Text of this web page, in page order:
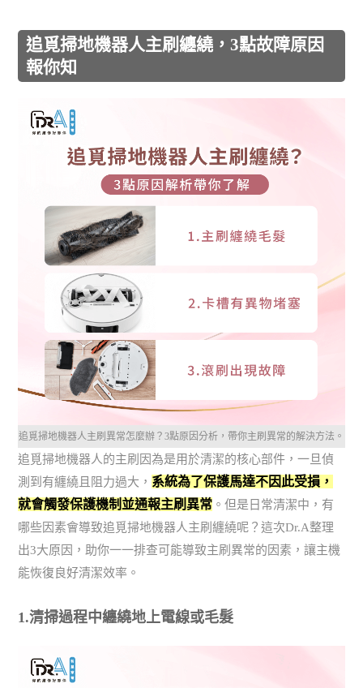
追覓掃地機器人主刷纏繞，3點故障原因
報你知
追覓掃地機器人主刷異常怎麼辦？3點原因分析，帶你主刷異常的解決方法。
追覓掃地機器人的主刷因為是用於清潔的核心部件，一旦偵
測到有纏繞且阻力過大， 系統為了保護馬達不因此受損，
就會觸發保護機制並通報主刷異常 。但是日常清潔中，有
哪些因素會導致追覓掃地機器人主刷纏繞呢？這次Dr.A整理
出3大原因，助你一一排查可能導致主刷異常的因素，讓主機
能恢復良好清潔效率。
1.清掃過程中纏繞地上電線或毛髮